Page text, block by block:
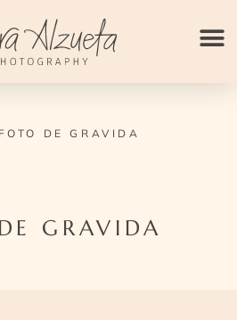
FOTO DE GRAVIDA
GRAVIDA